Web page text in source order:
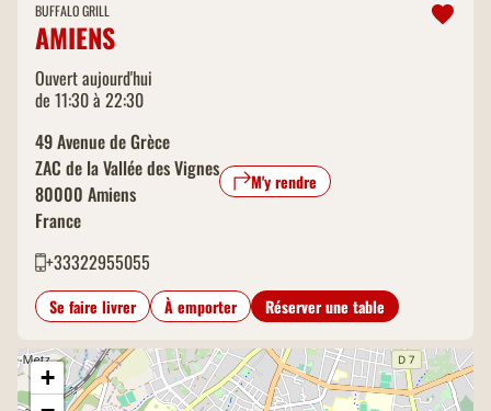
BUFFALO GRILL
AMIENS
Ouvert aujourd'hui
de 11:30 à 22:30
49 Avenue de Grèce
ZAC de la Vallée des Vignes
80000 Amiens
France
M'y rendre
+33322955055
Se faire livrer À emporter Réserver une table
+